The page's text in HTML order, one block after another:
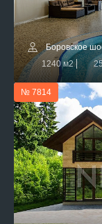
Боровское
1240 м2
№ 7814